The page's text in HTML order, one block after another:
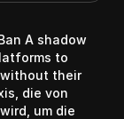
A shadow
to
their
die von
um die